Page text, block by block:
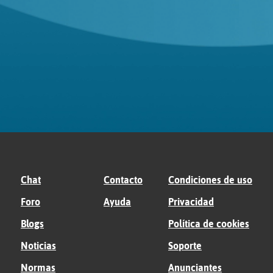
Chat
Foro
Blogs
Noticias
Normas
Contacto
Ayuda
Condiciones de uso
Privacidad
Política de cookies
Soporte
Anunciantes